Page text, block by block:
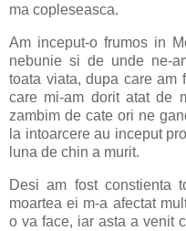
ma copleseasca.
Am inceput-o frumos in
nebunie si de unde ne-
toata viata, dupa care
care mi-am dorit atat de
zambim de cate ori ne
la intoarcere au inceput
luna de chin a murit.
Desi am fost constienta
moartea ei m-a afectat
o va face, iar asta a venit